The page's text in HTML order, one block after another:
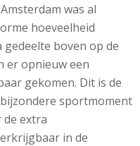
was al
hoeveelheid
boven op de
er opnieuw een
gekomen. Dit is de
sportmoment
de extra
in de